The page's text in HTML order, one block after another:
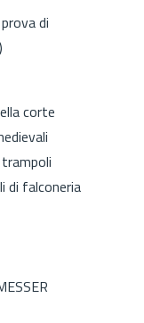
di
corte
di falconeria